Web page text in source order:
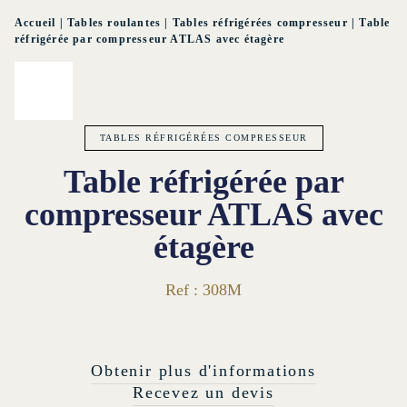
Accueil |Tables roulantes Tables réfrigérées compresseur |Table
réfrigérée par compresseur ATLAS avec étagère
TABLES RÉFRIGÉRÉES COMPRESSEUR
Table réfrigérée par
compresseur ATLAS avec
étagère
Ref : 308M
Obtenir plus d'informations
Recevez un devis